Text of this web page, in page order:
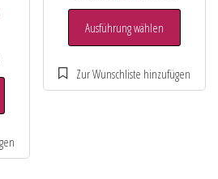
Ausführung wählen